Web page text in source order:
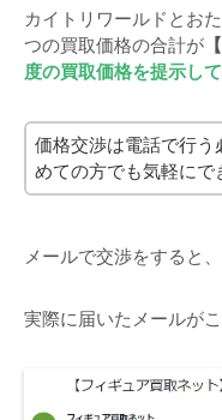
カイトリワールドとお
つの買取価格の合計が
度の買取価格を提示し
価格交渉は電話で行う
めての方でも気軽にで
メールで交渉をすると
実際に届いたメールが